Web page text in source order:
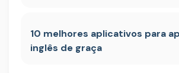
10 melhores aplicativos para
inglês de graça